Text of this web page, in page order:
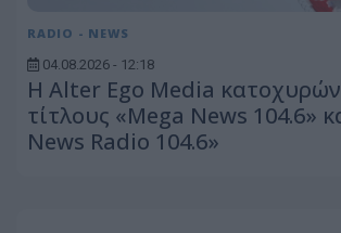
RADIO - NEWS
04.08.2026 - 12:18
Η Alter Ego Media
τίτλους «Mega News 104.6»
News Radio 104.6»